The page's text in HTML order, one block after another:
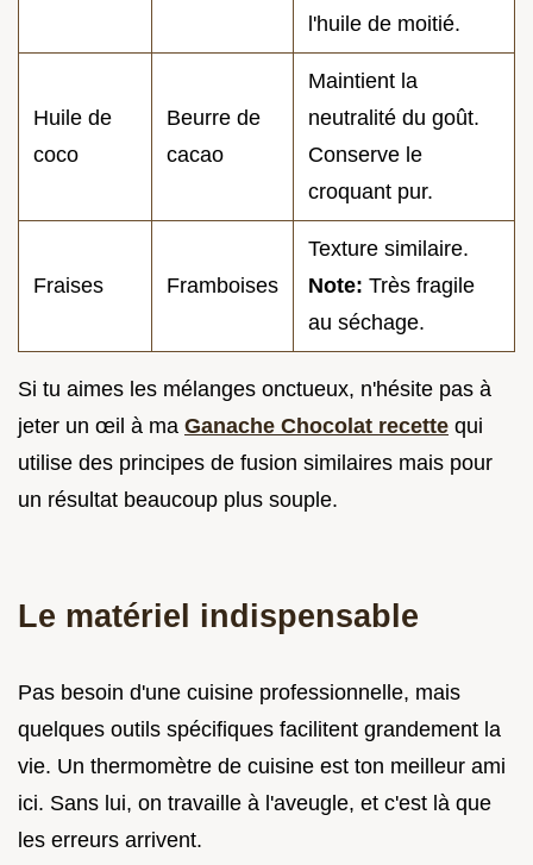
l'huile de moitié.
Huile de
coco
Beurre de
cacao
Maintient la
neutralité du goût.
Conserve le
croquant pur.
Fraises Framboises
Texture similaire.
Note: Très fragile
au séchage.
Si tu aimes les mélanges onctueux, n'hésite pas à
jeter un œil à ma Ganache Chocolat recette qui
utilise des principes de fusion similaires mais pour
un résultat beaucoup plus souple.
Le matériel indispensable
Pas besoin d'une cuisine professionnelle, mais
quelques outils spécifiques facilitent grandement la
vie. Un thermomètre de cuisine est ton meilleur ami
ici. Sans lui, on travaille à l'aveugle, et c'est là que
les erreurs arrivent.